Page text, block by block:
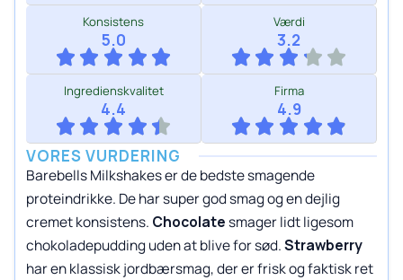
Konsistens
5.0
Værdi
3.2
Ingredienskvalitet
4.4
Firma
4.9
VORES VURDERING
Barebells Milkshakes er de bedste smagende
proteindrikke. De har super god smag og en dejlig
cremet konsistens. Chocolatesmager lidt ligesom
chokoladepudding uden at blive for sød.Strawberry
har en klassisk jordbærsmag, der er frisk og faktisk ret